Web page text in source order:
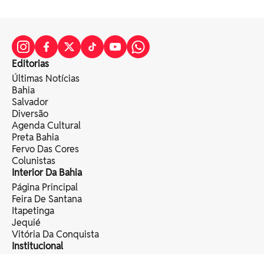
Editorias
Últimas Notícias
Bahia
Salvador
Diversão
Agenda Cultural
Preta Bahia
Fervo Das Cores
Colunistas
Interior Da Bahia
Página Principal
Feira De Santana
Itapetinga
Jequié
Vitória Da Conquista
Institucional